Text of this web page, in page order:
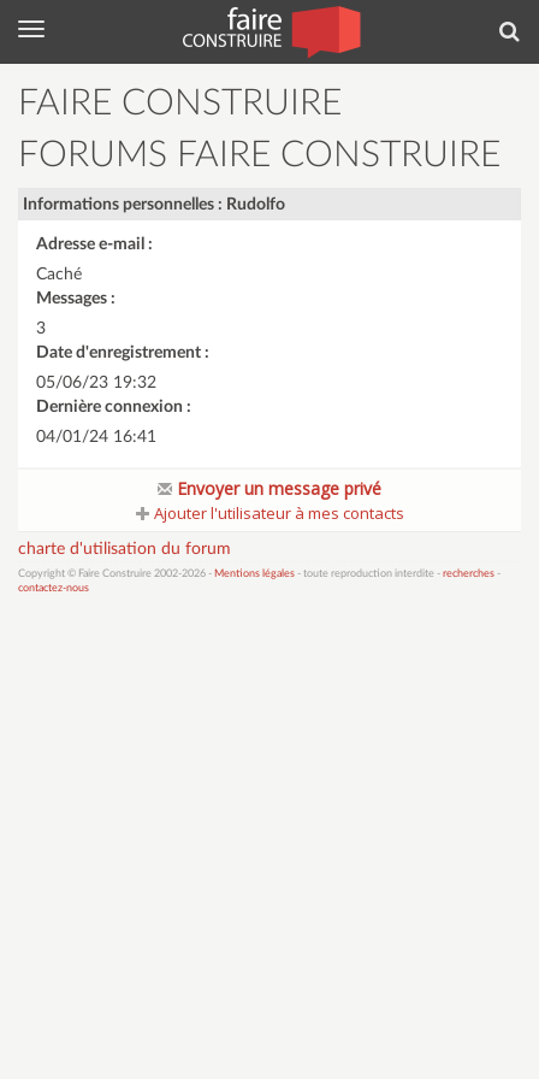
Menu
FAIRE CONSTRUIRE
FORUMS FAIRE CONSTRUIRE
Informations personnelles : Rudolfo
Adresse e-mail :
Caché
Messages :
3
Date d'enregistrement :
05/06/23 19:32
Dernière connexion :
04/01/24 16:41
Envoyer un message privé
Ajouter l'utilisateur à mes contacts
charte d'utilisation du forum
Copyright © Faire Construire 2002-2026 - Mentions légales - toute reproduction interdite - recherches -
contactez-nous